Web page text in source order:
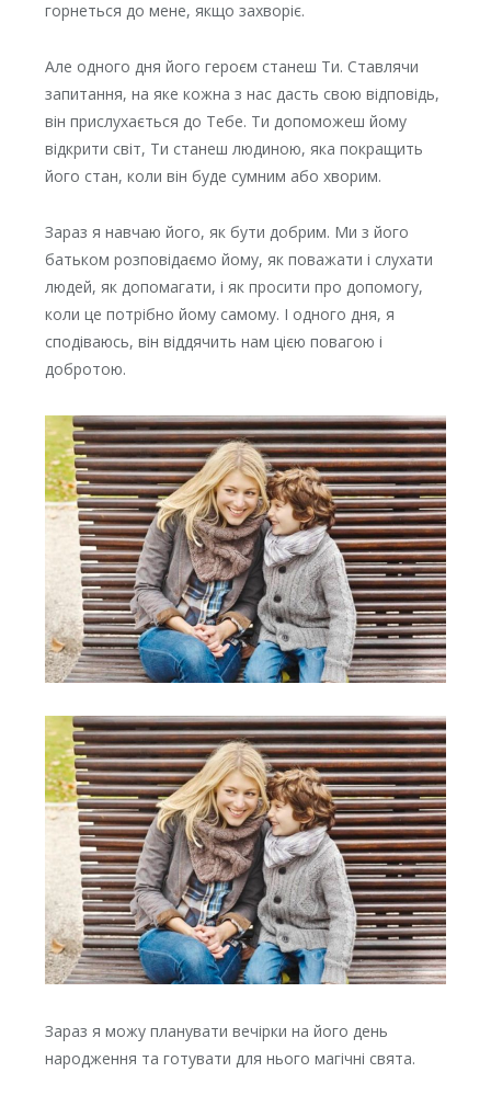
горнеться до мене, якщо захворіє.
Але одного дня його героєм станеш Ти. Ставлячи
запитання, на яке кожна з нас дасть свою відповідь,
він прислухається до Тебе. Ти допоможеш йому
відкрити світ, Ти станеш людиною, яка покращить
його стан, коли він буде сумним або хворим.
Зараз я навчаю його, як бути добрим. Ми з його
батьком розповідаємо йому, як поважати і слухати
людей, як допомагати, і як просити про допомогу,
коли це потрібно йому самому. І одного дня, я
сподіваюсь, він віддячить нам цією повагою і
добротою.
Зараз я можу планувати вечірки на його день
народження та готувати для нього магічні свята.